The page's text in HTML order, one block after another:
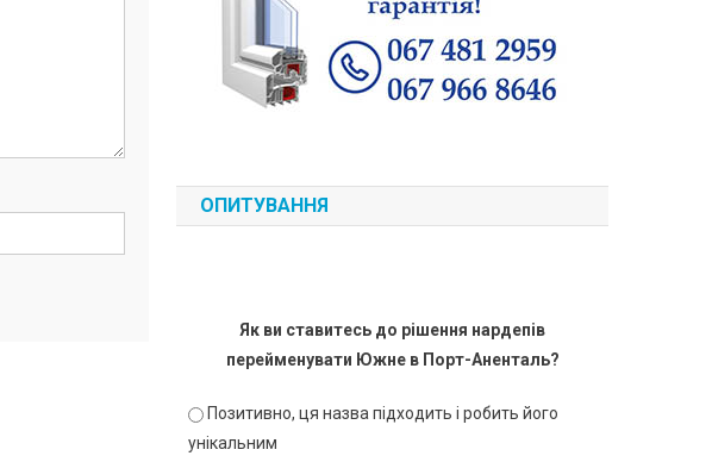
ОПИТУВАННЯ
Як ви ставитесь до рішення нардепів
перейменувати Южне в Порт-Аненталь?
Позитивно, ця назва підходить і робить його
унікальним